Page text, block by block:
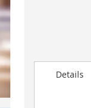
imagesDetails